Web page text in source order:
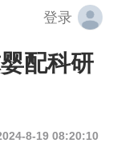
登录
配科研
8-19 08:20:10